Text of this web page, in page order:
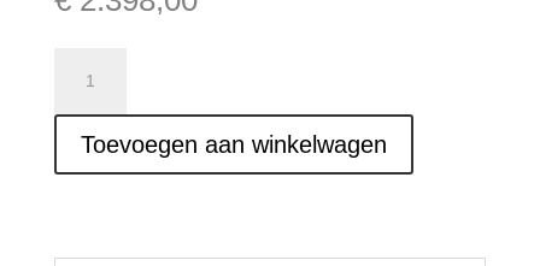
aantal
Toevoegen aan winkelwagen